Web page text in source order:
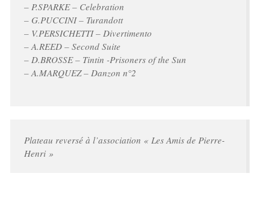
– P.SPARKE – Celebration
– G.PUCCINI – Turandott
– V.PERSICHETTI – Divertimento
– A.REED – Second Suite
– D.BROSSE – Tintin -Prisoners of the Sun
– A.MARQUEZ – Danzon n°2
Plateau reversé à l’association « Les Amis de Pierre-
Henri »